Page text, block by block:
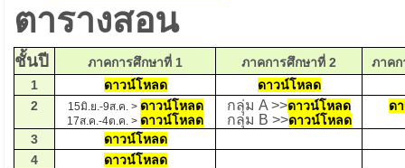
ตารางสอน
ชั้นปี ภาคการศึกษาที่ 1 ภาคการศึกษาที่ 2
ภาคก
1
ดาวน์โหลด
ดาวน์โหลด
2
15มิ.ย.-9ส.ค. > ดาวน์โหลด
17ส.ค.-4ต.ค. > ดาวน์โหลด
กลุ่ม A >>ดาวน์โหลด
กลุ่ม B >>ดาวน์โหลด
ด
3
ดาวน์โหลด
4
ดาวน์โหลด